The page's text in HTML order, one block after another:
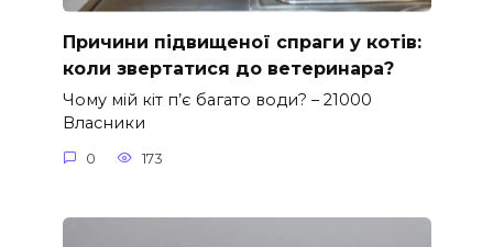
Причини підвищеної спраги у котів:
коли звертатися до ветеринара?
Чому мій кіт п’є багато води? – 21000
Власники
0 173